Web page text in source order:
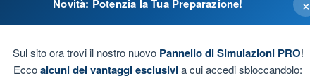
la condotta del volo a vista.
Novità: Potenzia la Tua Preparazione!
Sul sito ora trovi il nostro nuovo Pannello di Simulazioni PRO!
Eccoalcuni dei vantaggi esclusivia cui accedi sbloccandolo: